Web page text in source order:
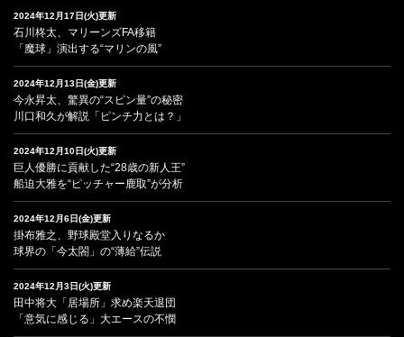
2024年12月17日(火)更新
石川柊太、マリーンズFA移籍
「魔球」演出する“マリンの風”
2024年12月13日(金)更新
今永昇太、驚異の“スピン量”の秘密
川口和久が解説「ピンチ力とは？」
2024年12月10日(火)更新
巨人優勝に貢献した“28歳の新人王”
船迫大雅を“ピッチャー鹿取”が分析
2024年12月6日(金)更新
掛布雅之、野球殿堂入りなるか
球界の「今太閤」の“薄給”伝説
2024年12月3日(火)更新
田中将大「居場所」求め楽天退団
「意気に感じる」大エースの不憫